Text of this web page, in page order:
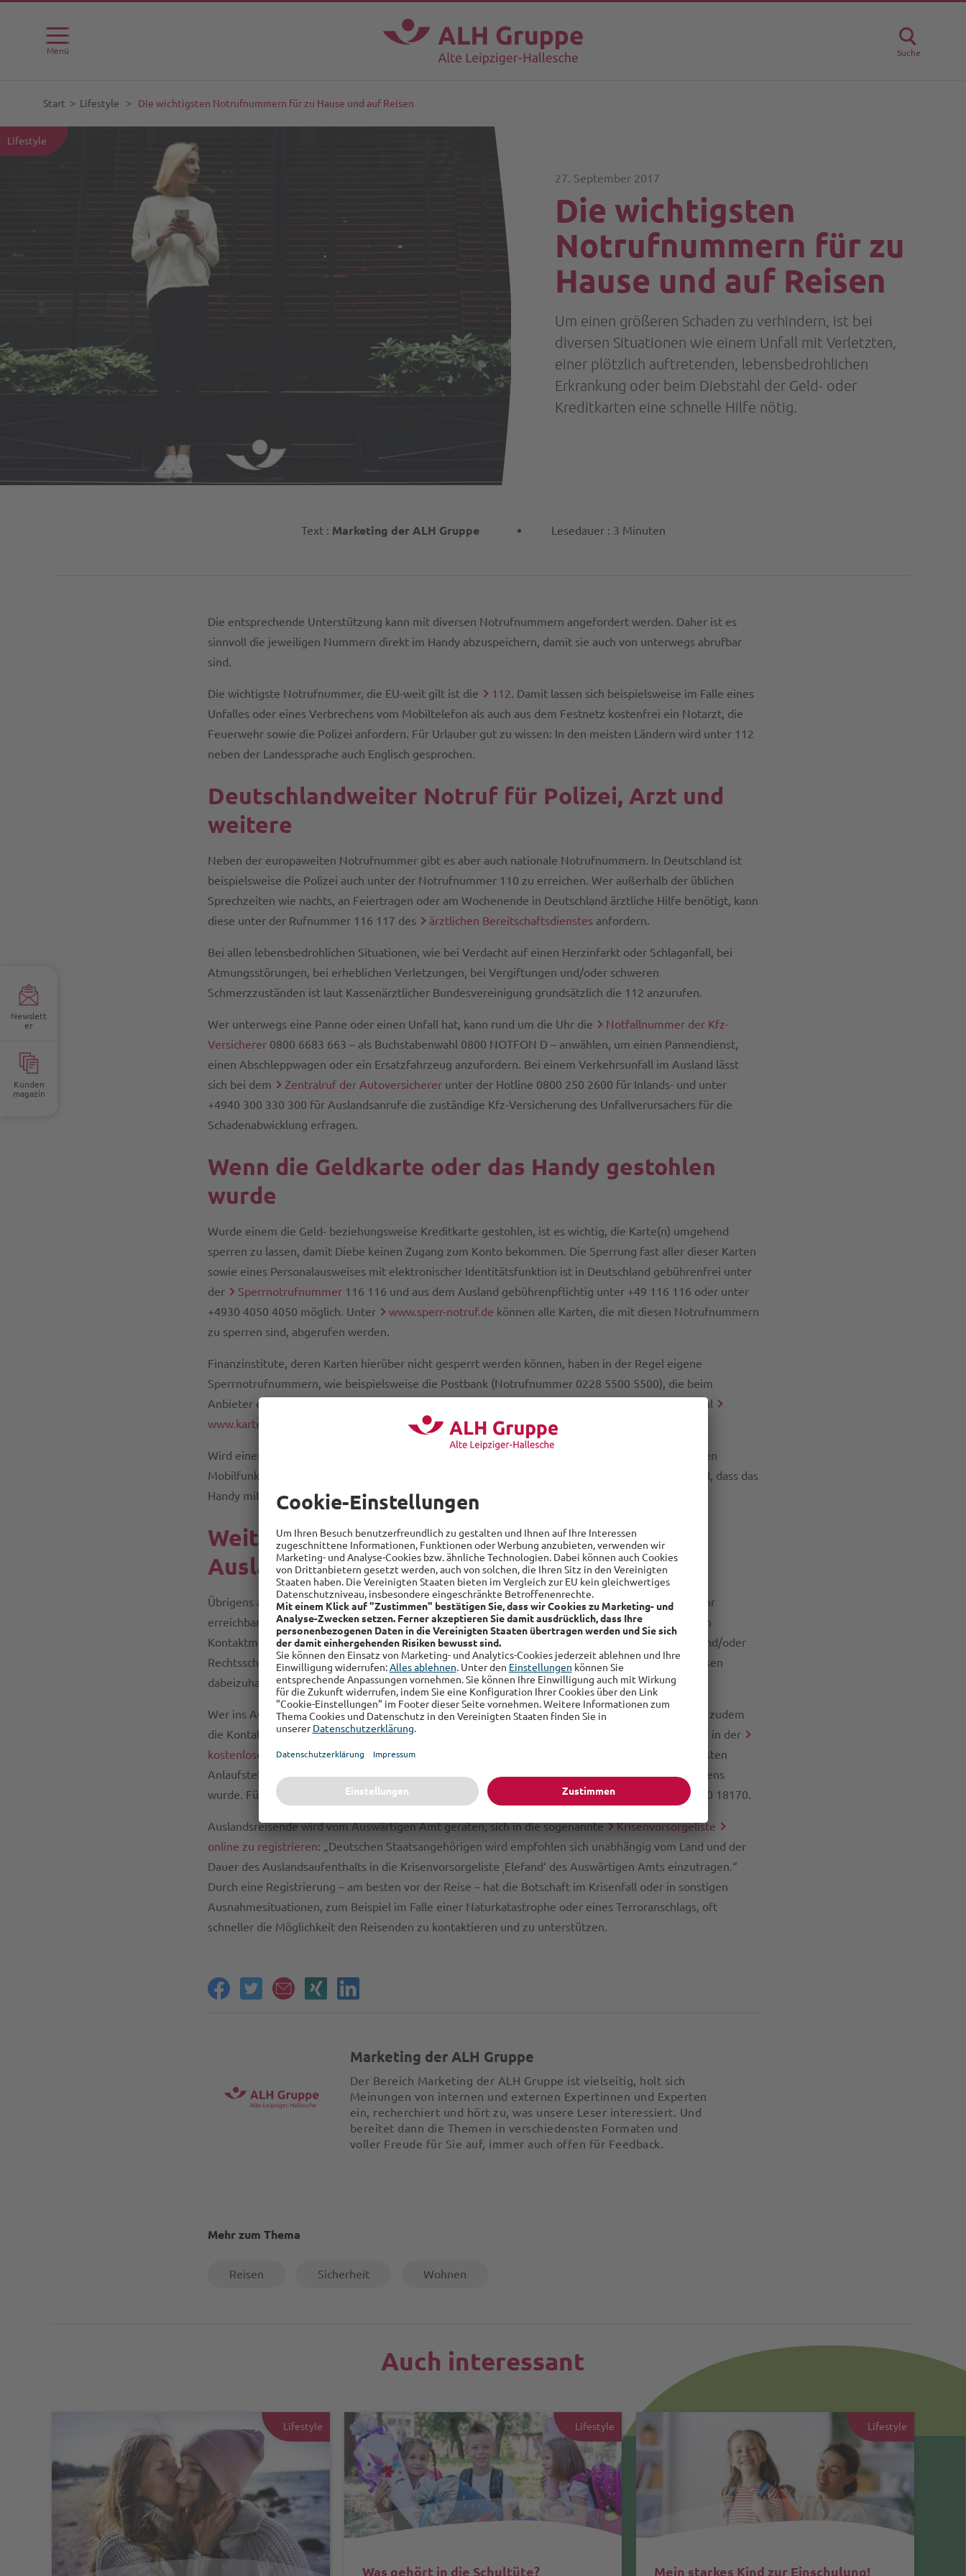
Menü Suche
Newslett
er
Kunden
magazin
Start ˃ Lifestyle ˃ Die wichtigsten Notrufnummern für zu Hause und auf Reisen
Lifestyle
27. September 2017
Die wichtigsten
Notrufnummern für zu
Hause und auf Reisen
Um einen größeren Schaden zu verhindern, ist bei
diversen Situationen wie einem Unfall mit Verletzten,
einer plötzlich auftretenden, lebensbedrohlichen
Erkrankung oder beim Diebstahl der Geld- oder
Kreditkarten eine schnelle Hilfe nötig.
Text : Marketing der ALH Gruppe Lesedauer : 3 Minuten
Die entsprechende Unterstützung kann mit diversen Notrufnummern angefordert werden. Daher ist es
sinnvoll die jeweiligen Nummern direkt im Handy abzuspeichern, damit sie auch von unterwegs abrufbar
sind.
Die wichtigste Notrufnummer, die EU-weit gilt ist die 112. Damit lassen sich beispielsweise im Falle eines
Unfalles oder eines Verbrechens vom Mobiltelefon als auch aus dem Festnetz kostenfrei ein Notarzt, die
Feuerwehr sowie die Polizei anfordern. Für Urlauber gut zu wissen: In den meisten Ländern wird unter 112
neben der Landessprache auch Englisch gesprochen.
Deutschlandweiter Notruf für Polizei, Arzt und
weitere
Neben der europaweiten Notrufnummer gibt es aber auch nationale Notrufnummern. In Deutschland ist
beispielsweise die Polizei auch unter der Notrufnummer 110 zu erreichen. Wer außerhalb der üblichen
Sprechzeiten wie nachts, an Feiertragen oder am Wochenende in Deutschland ärztliche Hilfe benötigt, kann
diese unter der Rufnummer 116 117 des
ärztlichen Bereitschaftsdienstesanfordern.
Bei allen lebensbedrohlichen Situationen, wie bei Verdacht auf einen Herzinfarkt oder Schlaganfall, bei
Atmungsstörungen, bei erheblichen Verletzungen, bei Vergiftungen und/oder schweren
Schmerzzuständen ist laut Kassenärztlicher Bundesvereinigung grundsätzlich die 112 anzurufen.
Wer unterwegs eine Panne oder einen Unfall hat, kann rund um die Uhr die
Notfallnummer der Kfz-
Versicherer0800 6683 663 – als Buchstabenwahl 0800 NOTFON D – anwählen, um einen Pannendienst,
einen Abschleppwagen oder ein Ersatzfahrzeug anzufordern. Bei einem Verkehrsunfall im Ausland lässt
sich bei dem
Zentralruf der Autoversichererunter der Hotline 0800 250 2600 für Inlands- und unter
+4940 300 330 300 für Auslandsanrufe die zuständige Kfz-Versicherung des Unfallverursachers für die
Schadenabwicklung erfragen.
Wenn die Geldkarte oder das Handy gestohlen
wurde
Wurde einem die Geld- beziehungsweise Kreditkarte gestohlen, ist es wichtig, die Karte(n) umgehend
sperren zu lassen, damit Diebe keinen Zugang zum Konto bekommen. Die Sperrung fast aller dieser Karten
sowie eines Personalausweises mit elektronischer Identitätsfunktion ist in Deutschland gebührenfrei unter
der
Sperrnotrufnummer116 116 und aus dem Ausland gebührenpflichtig unter +49 116 116 oder unter
+4930 4050 4050 möglich. Unter
www.sperr-notruf.de können alle Karten, die mit diesen Notrufnummern
zu sperren sind, abgerufen werden.
Finanzinstitute, deren Karten hierüber nicht gesperrt werden können, haben in der Regel eigene
Sperrnotrufnummern, wie beispielsweise die Postbank (Notrufnummer 0228 5500 5500), die beim
Anbieter erfragt werden können. Mehr Details zum Thema Kartensicherheit enthält das Webportal
www.kartensicherheit.de
Wird einem das Handy gestohlen, ist es wichtig, die notwendige Sperrnotrufnummer des jeweiligen
Mobilfunkanbieters zu kennen. Sie sollte am besten in Papierform mitgeführt werden, für den Fall, dass das
Handy mit der Mobilfunkkarte (SIM-Karte) abhandenkommt.
Weitere wichtige Notrufnummern für
Auslandsreisen
Übrigens auch zahlreiche Versicherer bieten für ihre Kunden Hotlinenummern, die rund um die Uhr
erreichbar sind, um den Versicherten im Ernstfall schnell zu helfen. Besonders die entsprechenden
Kontaktmöglichkeiten bezüglich einer bestehenden Auslandsreisekranken-, Reiseabbruch-, Kfz- und/oder
Rechtsschutz-Versicherung sowie eines bestehenden Kfz-Schutzbriefes empfiehlt es sich, auf Reisen
dabeizuhaben.
Wer ins Ausland reist sollte neben den EU-weiten oder auch im Ausland gültigen Notrufnummern zudem
die Kontaktnummer zur jeweiligen deutschen Auslandsvertretung, welche auf der
oder in der
kostenlosen Appdes Auswärtigen Amtes
zu finden ist, mit sich führen. Dies ist eine der wichtigsten
Anlaufstellen, wenn einem der Pass und/oder das Geld gestohlen oder man Opfer eines Verbrechens
wurde. Für dringende Notfälle gibt es vom Auswärtigen Amt eine 24-Stunden-Hotline unter +4930 18170.
Auslandsreisende wird vom Auswärtigen Amt geraten, sich in die sogenannte
Krisenvorsorgeliste
online zu registrieren: „Deutschen Staatsangehörigen wird empfohlen sich unabhängig vom Land und der
Dauer des Auslandsaufenthalts in die Krisenvorsorgeliste ‚Elefand‘ des Auswärtigen Amts einzutragen.“
Durch eine Registrierung – am besten vor der Reise – hat die Botschaft im Krisenfall oder in sonstigen
Ausnahmesituationen, zum Beispiel im Falle einer Naturkatastrophe oder eines Terroranschlags, oft
schneller die Möglichkeit den Reisenden zu kontaktieren und zu unterstützen.
Marketing der ALH Gruppe
Der Bereich Marketing der ALH Gruppe ist vielseitig, holt sich
Meinungen von internen und externen Expertinnen und Experten
ein, recherchiert und hört zu, was unsere Leser interessiert. Und
bereitet dann die Themen in verschiedensten Formaten und
voller Freude für Sie auf, immer auch offen für Feedback.
Mehr zum Thema
Reisen Sicherheit Wohnen
Auch interessant
Lifestyle Lifestyle
Was gehört in die Schultüte?
Lifestyle
Mein starkes Kind zur Einschulung!